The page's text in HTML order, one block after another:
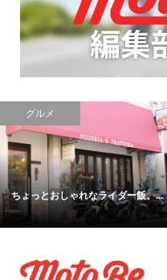
ファッション
【おしゃれ】ランブレッタの公式...